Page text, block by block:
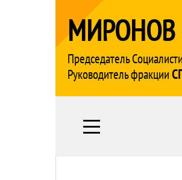
МИРОНОВ
Председатель
Руководитель фракции